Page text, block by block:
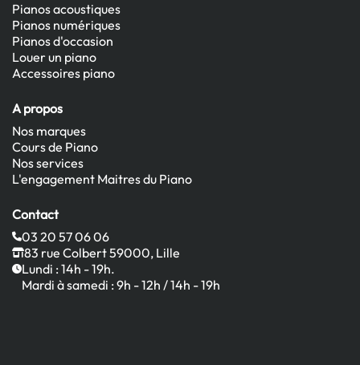
Pianos acoustiques
Pianos numériques
Pianos d'occasion
Louer un piano
Accessoires piano
A propos
Nos marques
Cours de Piano
Nos services
L'engagement Maitres du Piano
Contact
03 20 57 06 06
83 rue Colbert 59000, Lille
Lundi : 14h - 19h.
Mardi à samedi : 9h - 12h / 14h - 19h